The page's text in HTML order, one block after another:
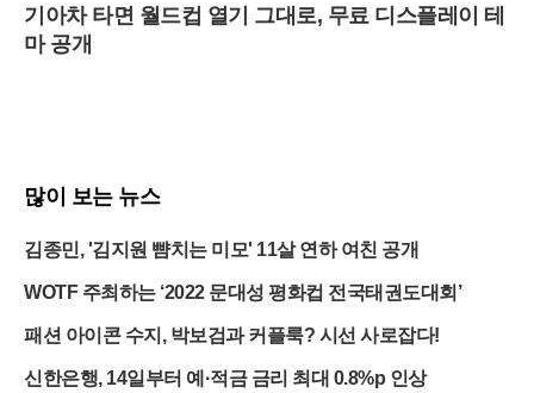
기아차 타면 월드컵 열기 그대로, 무료 디스플레이 테
마 공개
많이 보는 뉴스
김종민, '김지원 뺨치는 미모' 11살 연하 여친 공개
WOTF 주최하는 ‘2022 문대성 평화컵 전국태권도대회’
패션 아이콘 수지, 박보검과 커플룩? 시선 사로잡다!
신한은행, 14일부터 예·적금 금리 최대 0.8%p 인상